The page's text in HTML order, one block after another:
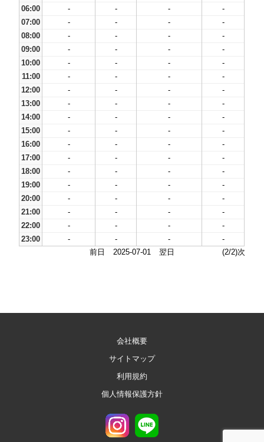
06:00
- - -
-
07:00
- - -
-
08:00
- - -
-
09:00
- - -
-
10:00
- - -
-
11:00
- - -
-
12:00
- - -
-
13:00
- - -
-
14:00
- - -
-
15:00
- - -
-
16:00
- - -
-
17:00
- - -
-
18:00
- - -
-
19:00
- - -
-
20:00
- - -
-
21:00
- - -
-
22:00
- - -
-
23:00
- - -
-
前日
2025-07-01 翌日 (2/2)次
会社概要
サイトマップ
利用規約
個人情報保護方針